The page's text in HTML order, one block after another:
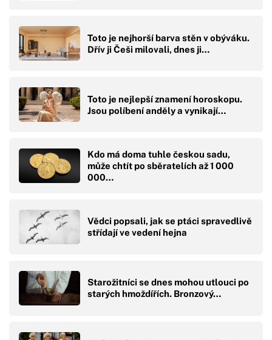
Toto je nejhorší barva stěn v obýváku.
Dřív ji Češi milovali, dnes ji…
Toto je nejlepší znamení horoskopu.
Jsou políbení anděly a vynikají…
Kdo má doma tuhle českou sadu,
může chtít po sběratelích až 1 000
000…
Vědci popsali, jak se ptáci spravedlivě
střídají ve vedení hejna
Starožitníci se dnes mohou utlouci po
starých hmoždířích. Bronzový…